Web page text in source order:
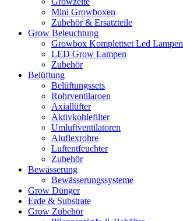
Mini Growboxen
Zubehör & Ersatzteile
Grow Beleuchtung
Growbox Komplettset Led Lampen
LED Grow Lampen
Zubehör
Belüftung
Belüftungssets
Rohrventilaroen
Axiallüfter
Aktivkohlefilter
Umluftventilatoren
Aluflexrohre
Luftentfeuchter
Zubehör
Bewässerung
Bewässerungssysteme
Grow Dünger
Erde & Substrate
Grow Zubehör